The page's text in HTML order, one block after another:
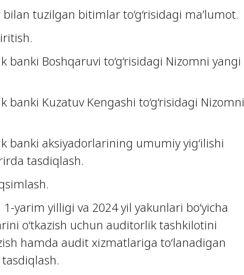
tuzilgan bitimlar to‘g‘risidagi ma’lumot.
banki Boshqaruvi to‘g‘risidagi Nizomni yangi
banki Kuzatuv Kengashi to‘g‘risidagi Nizomni
banki aksiyadorlarining umumiy yig‘ilishi
tasdiqlash.
yarim yilligi va 2024 yil yakunlari bo‘yicha
o‘tkazish uchun auditorlik tashkilotini
hamda audit xizmatlariga to‘lanadigan